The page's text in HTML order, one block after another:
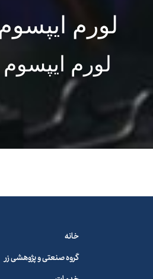
لورم
لورم ایپسوم
خانه
گروه صنعتی و پژوهشی زر